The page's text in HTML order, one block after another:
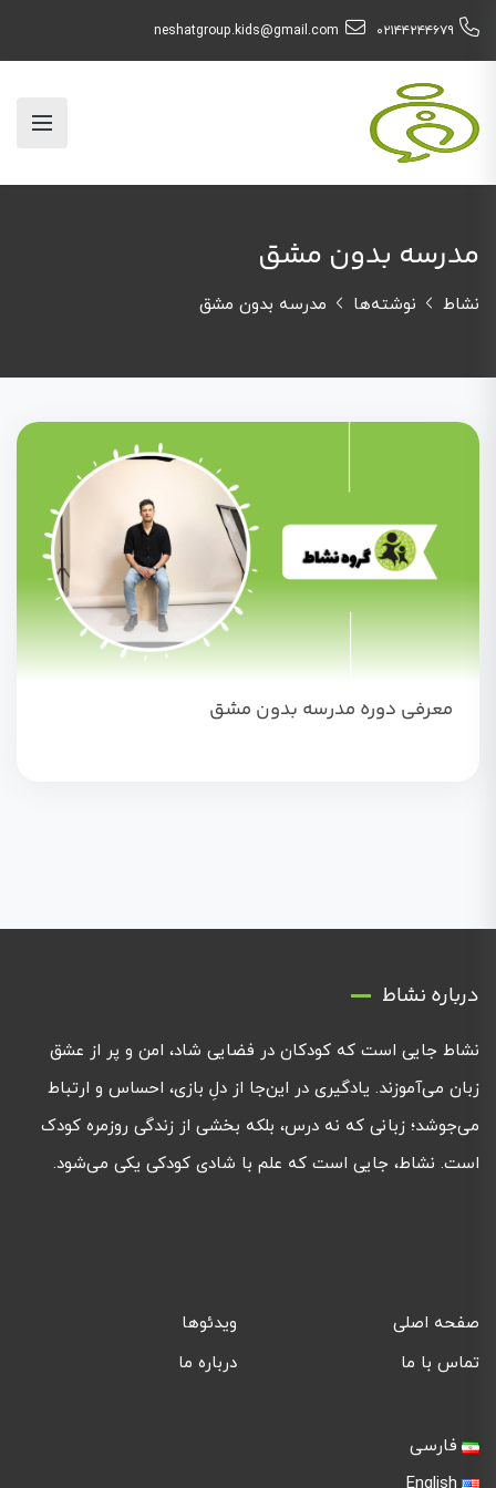
۰۲۱۴۴۲۴۴۶۷۹ neshatgroup.kids@gmail.com
مدرسه بدون مشق
نشاط نوشته‌ها مدرسه بدون مشق
معرفی دوره مدرسه بدون مشق
درباره نشاط
نشاط جایی است که کودکان در فضایی شاد، امن و پر از عشق
زبان می‌آموزند. یادگیری در این‌جا از دلِ بازی، احساس و ارتباط
می‌جوشد؛ زبانی که نه درس، بلکه بخشی از زندگی روزمره کودک
است. نشاط، جایی است که علم با شادی کودکی یکی می‌شود.
صفحه اصلی
ویدئوها
تماس با ما
درباره ما
فارسی